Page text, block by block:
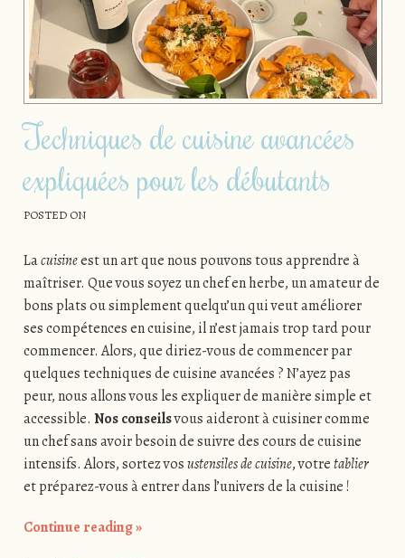
Techniques de cuisine avancées
expliquées pour les débutants
POSTED ON
Lacuisineest un art que nous pouvons tous apprendre à
maîtriser. Que vous soyez un chef en herbe, un amateur de
bons plats ou simplement quelqu’un qui veut améliorer
ses compétences en cuisine, il n’est jamais trop tard pour
commencer. Alors, que diriez-vous de commencer par
quelques techniques de cuisine avancées ? N’ayez pas
peur, nous allons vous les expliquer de manière simple et
accessible. Nos conseilsvous aideront à cuisiner comme
un chef sans avoir besoin de suivre des cours de cuisine
intensifs. Alors, sortez vosustensiles de cuisine, votretablier
et préparez-vous à entrer dans l’univers de la cuisine !
Continue reading»